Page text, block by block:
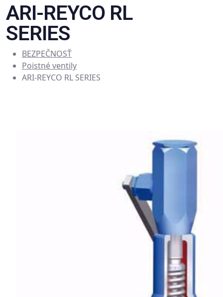
ARI-REYCO RL
SERIES
BEZPEČNOSŤ
Poistné ventily
ARI-REYCO RL SERIES